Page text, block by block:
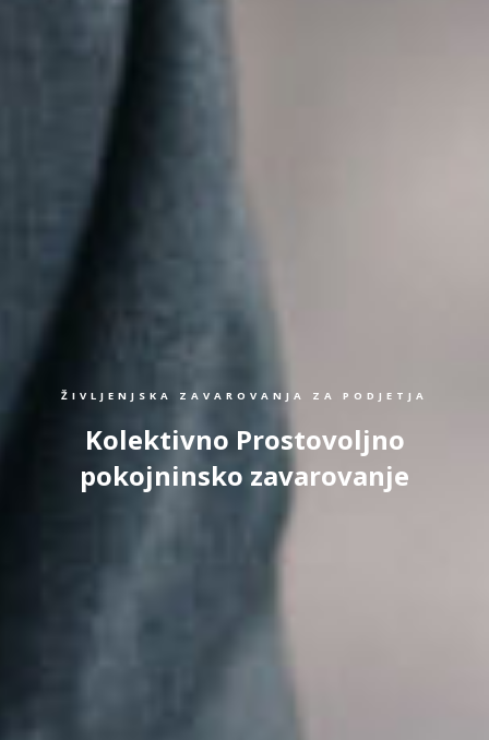
ŽIVLJENJSKA ZAVAROVANJA ZA PODJETJA
Kolektivno Prostovoljno
pokojninsko zavarovanje